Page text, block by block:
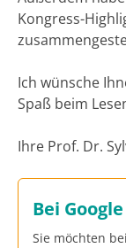
Kongress-
Ich wünsche
Spaß beim
Ihre Prof. Dr.
Bei
Sie möchten